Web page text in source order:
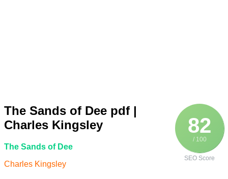
82
/ 100
SEO Score
The Sands of Dee pdf |
Charles Kingsley
The Sands of Dee
Charles Kingsley